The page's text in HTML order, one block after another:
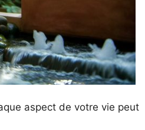
aspect de votre vie peut